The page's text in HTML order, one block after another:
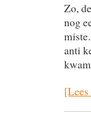
Zo,
nog
anti